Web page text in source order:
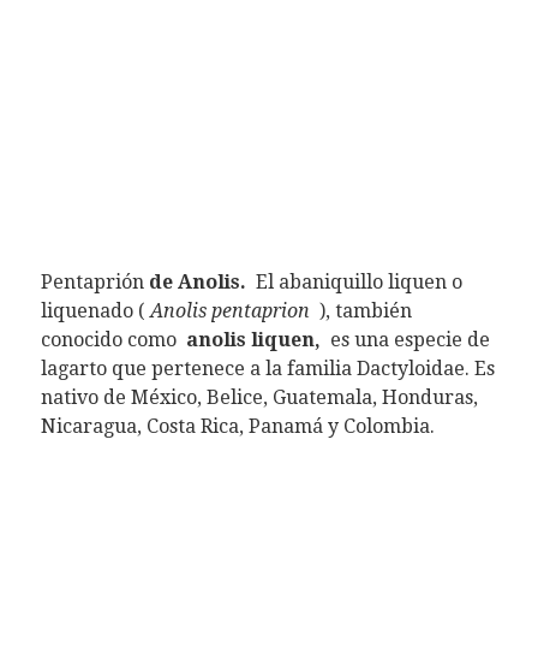
Pentaprión de Anolis. El abaniquillo liquen o
liquenado ( Anolis pentaprion ), también
conocido como anolis liquen, es una especie de
lagarto que pertenece a la familia Dactyloidae. Es
nativo de México, Belice, Guatemala, Honduras,
Nicaragua, Costa Rica, Panamá y Colombia.